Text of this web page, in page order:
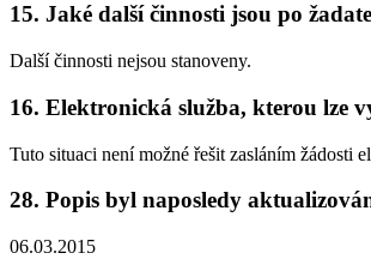
15. Jaké další činnosti jsou po
Další činnosti nejsou stanoveny.
16. Elektronická služba, kterou lze
Tuto situaci není možné řešit zasláním žádosti
28. Popis byl naposledy
06.03.2015